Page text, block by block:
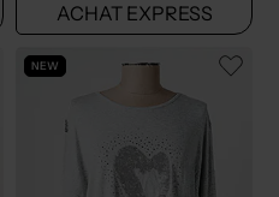
ACHAT EXPRESS
NEW